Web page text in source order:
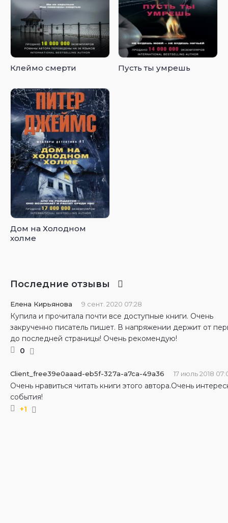
Клеймо смерти Пусть ты умрешь
Дом на Холодном
холме
Последние отзывы
Елена Кирьянова 9 сент. 2020 07:28
Купила и прочитала почти все доступные книги. Очень
закрученно писатель пишет. В напряжении держит от
до последней страницы! Очень рекомендую!
0
Client_free39e0aaad-eb5f-327a-a7ca-49a36 17 июль 2018
Очень нравиться читать книги этого автора.Очень
события!
+1